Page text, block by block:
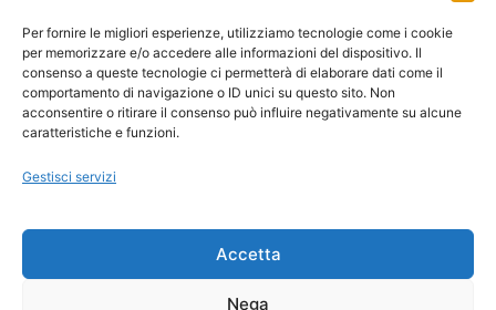
Per fornire le migliori esperienze, utilizziamo tecnologie come i cookie
per memorizzare e/o accedere alle informazioni del dispositivo. Il
consenso a queste tecnologie ci permetterà di elaborare dati come il
comportamento di navigazione o ID unici su questo sito. Non
acconsentire o ritirare il consenso può influire negativamente su alcune
caratteristiche e funzioni.
Gestisci servizi
Accetta
Nega
Ora Esatta in Italia in questo momento
Ti Senti Strano Ultimamente? Potrebbe Essere per
la Risonanza di Schumann
Come Sapere Se Stai Ascendendo alla Quinta
Copyright 2026 NotiziePlus.com